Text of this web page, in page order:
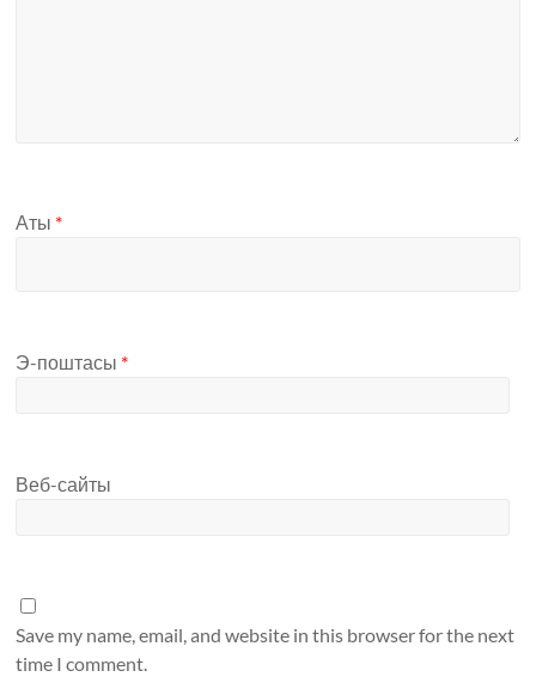
Аты *
Э-поштасы *
Веб-сайты
Save my name, email, and website in this browser for the next
time I comment.